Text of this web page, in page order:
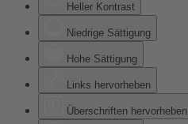
Heller Kontrast
Niedrige Sättigung
Hohe Sättigung
Links hervorheben
Überschriften hervorheben